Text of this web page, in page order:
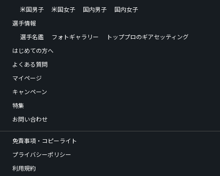
米国男子
米国女子 国内男子
国内女子
選手情報
選手名鑑
フォトギャラリー
トッププロのギアセッティング
はじめての方へ
よくある質問
マイページ
キャンペーン
特集
お問い合わせ
免責事項・コピーライト
プライバシーポリシー
利用規約